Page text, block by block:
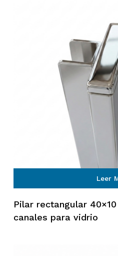
Leer
Pilar rectangular
canales para vidrio